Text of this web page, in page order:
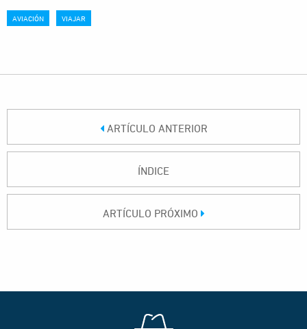
AVIACIÓN VIAJAR
ARTÍCULO ANTERIOR
ÍNDICE
ARTÍCULO PRÓXIMO